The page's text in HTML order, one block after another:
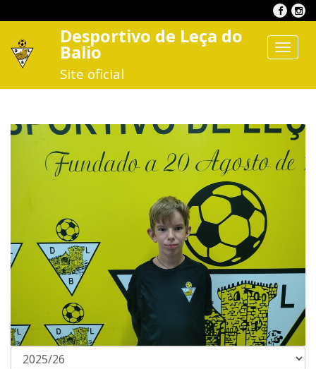
Toggle
Desportivo de Leça do
Balio
Site oficial